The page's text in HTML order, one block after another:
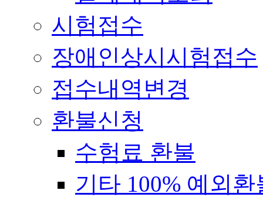
시험접수
장애인상시시험접수
접수내역변경
환불신청
수험료 환불
기타 100% 예외환